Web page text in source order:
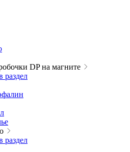
DP на магните
раздел
раздел